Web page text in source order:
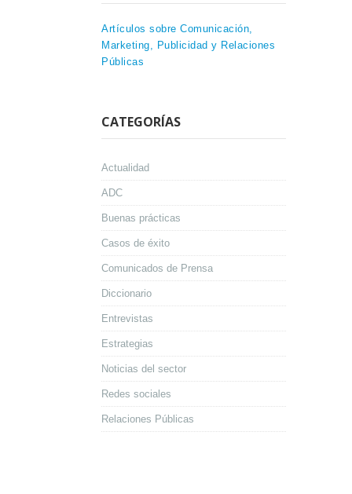
Artículos sobre Comunicación,
Marketing, Publicidad y Relaciones
Públicas
CATEGORÍAS
Actualidad
ADC
Buenas prácticas
Casos de éxito
Comunicados de Prensa
Diccionario
Entrevistas
Estrategias
Noticias del sector
Redes sociales
Relaciones Públicas